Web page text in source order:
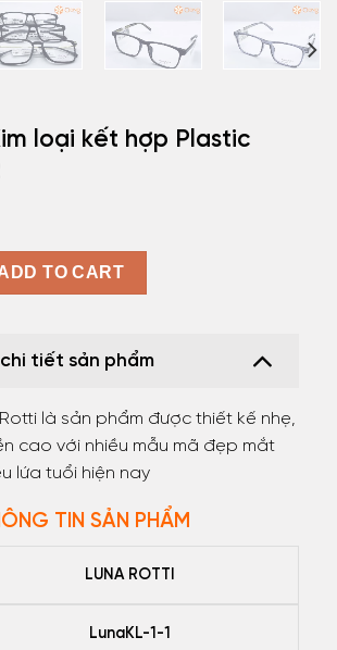
loại kết hợp Plastic
kết hợp Plastic Luna Rotti 2 quantity
TO CART
tiết sản phẩm
là sản phẩm được thiết kế nhẹ,
cao với nhiều mẫu mã đẹp mắt
lứa tuổi hiện nay
TIN SẢN PHẨM
LUNA ROTTI
LunaKL-1-1